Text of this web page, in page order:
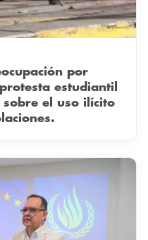
por
estudiantil
el uso ilícito